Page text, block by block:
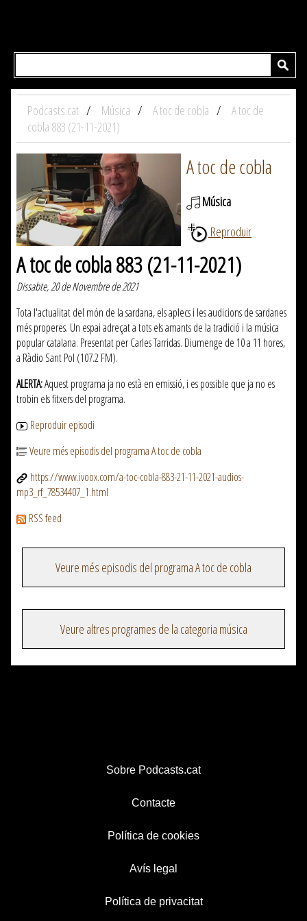
Podcasts.cat Música A toc de cobla
A toc de
cobla 883 (21-11-2021)
A toc de cobla
Música
Reproduir
A toc de cobla 883 (21-11-2021)
Dissabte, 20 de Novembre de 2021
Tota l'actualitat del món de la sardana, els aplecs i les audicions de sardanes
més properes. Un espai adreçat a tots els amants de la tradició i la música
popular catalana. Presentat per Carles Tarridas. Diumenge de 10 a 11 hores,
a Ràdio Sant Pol (107.2 FM).
ALERTA:Aquest programa ja no està en emissió, i es possible que ja no es
trobin els fitxers del programa.
Reproduir episodi
Veure més episodis del programa A toc de cobla
https://www.ivoox.com/a-toc-cobla-883-21-11-2021-audios-
mp3_rf_78534407_1.html
RSS feed
Veure més episodis del programa A toc de cobla
Veure altres programes de la categoria música
Sobre Podcasts.cat
Contacte
Política de cookies
Avís legal
Política de privacitat